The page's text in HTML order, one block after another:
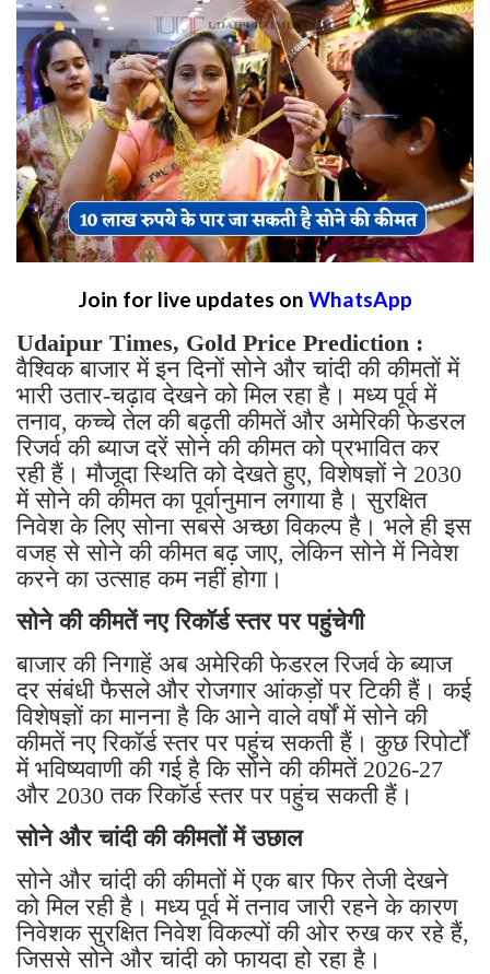
Join for live updates on WhatsApp
Udaipur Times, Gold Price Prediction :
वैश्विक बाजार में इन दिनों सोने और चांदी की कीमतों में
भारी उतार-चढ़ाव देखने को मिल रहा है। मध्य पूर्व में
तनाव, कच्चे तेल की बढ़ती कीमतें और अमेरिकी फेडरल
रिजर्व की ब्याज दरें सोने की कीमत को प्रभावित कर
रही हैं। मौजूदा स्थिति को देखते हुए, विशेषज्ञों ने 2030
में सोने की कीमत का पूर्वानुमान लगाया है। सुरक्षित
निवेश के लिए सोना सबसे अच्छा विकल्प है। भले ही इस
वजह से सोने की कीमत बढ़ जाए, लेकिन सोने में निवेश
करने का उत्साह कम नहीं होगा।
सोने की कीमतें नए रिकॉर्ड स्तर पर पहुंचेगी
बाजार की निगाहें अब अमेरिकी फेडरल रिजर्व के ब्याज
दर संबंधी फैसले और रोजगार आंकड़ों पर टिकी हैं। कई
विशेषज्ञों का मानना ​​है कि आने वाले वर्षों में सोने की
कीमतें नए रिकॉर्ड स्तर पर पहुंच सकती हैं। कुछ रिपोर्टों
में भविष्यवाणी की गई है कि सोने की कीमतें 2026-27
और 2030 तक रिकॉर्ड स्तर पर पहुंच सकती हैं।
सोने और चांदी की कीमतों में उछाल
सोने और चांदी की कीमतों में एक बार फिर तेजी देखने
को मिल रही है। मध्य पूर्व में तनाव जारी रहने के कारण
निवेशक सुरक्षित निवेश विकल्पों की ओर रुख कर रहे हैं,
जिससे सोने और चांदी को फायदा हो रहा है।